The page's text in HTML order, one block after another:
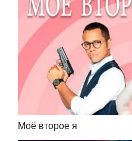
Моё второе я